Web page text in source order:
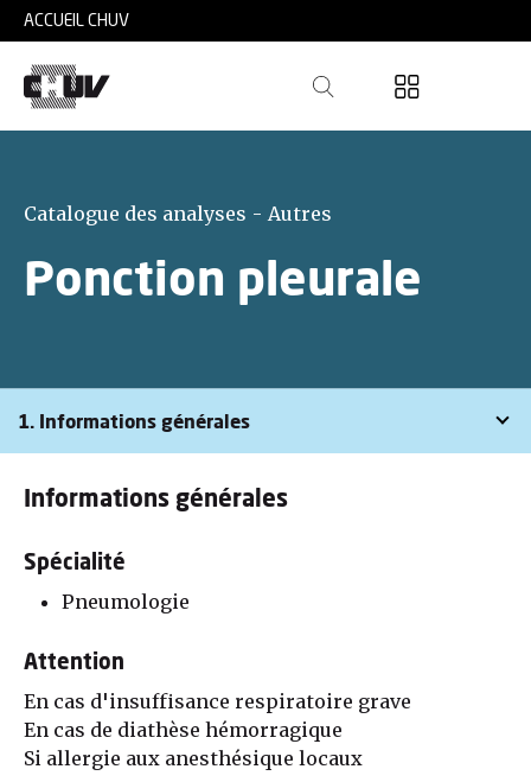
Skip to main content
ACCUEIL CHUV
Catalogue des analyses - Autres
Ponction pleurale
1. Informations générales
Informations générales
Spécialité
Pneumologie
Attention
En cas d'insuffisance respiratoire grave
En cas de diathèse hémorragique
Si allergie aux anesthésique locaux